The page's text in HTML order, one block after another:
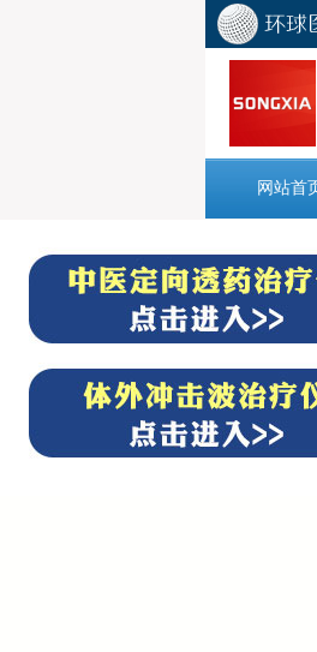
网站首